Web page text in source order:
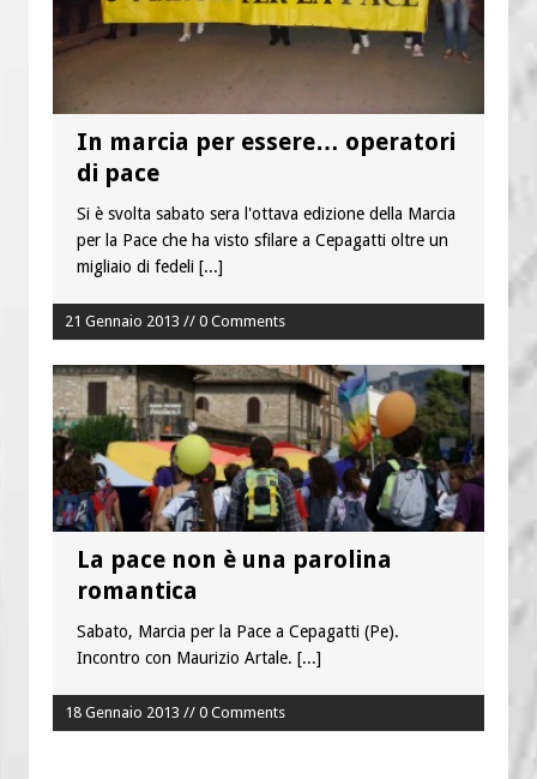
In marcia per essere… operatori
di pace
Si è svolta sabato sera l'ottava edizione della Marcia
per la Pace che ha visto sfilare a Cepagatti oltre un
migliaio di fedeli [...]
21 Gennaio 2013 // 0 Comments
La pace non è una parolina
romantica
Sabato, Marcia per la Pace a Cepagatti (Pe).
Incontro con Maurizio Artale. [...]
18 Gennaio 2013 // 0 Comments